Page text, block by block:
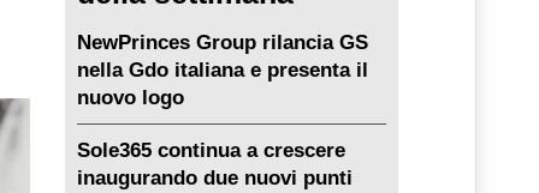
NewPrinces Group rilancia GS
nella Gdo italiana e presenta il
nuovo logo
Sole365 continua a crescere
inaugurando due nuovi punti